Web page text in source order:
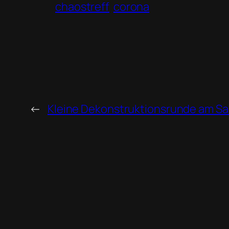
chaostreff corona
← Kleine Dekonstruktionsrunde am